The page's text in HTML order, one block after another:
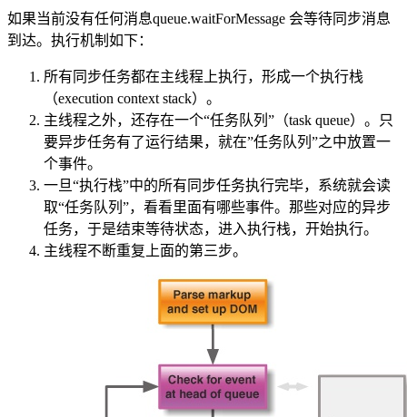
如果当前没有任何消息queue.waitForMessage 会等待同步消息
到达。 执行机制如下：
所有同步任务都在主线程上执行，形成一个执行栈
（execution context stack）。
主线程之外，还存在一个“任务队列”（task queue）。只
要异步任务有了运行结果，就在”任务队列”之中放置一
个事件。
一旦“执行栈”中的所有同步任务执行完毕，系统就会读
取“任务队列”，看看里面有哪些事件。那些对应的异步
任务，于是结束等待状态，进入执行栈，开始执行。
主线程不断重复上面的第三步。